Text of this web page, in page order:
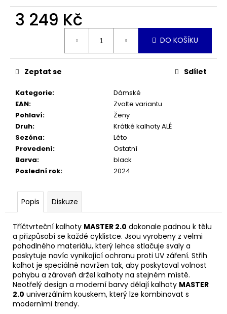
3 249 Kč
DO KOŠÍKU
Kategorie:
Dámské
EAN:
Zvolte variantu
Pohlaví:
Ženy
Druh:
Krátké kalhoty ALÉ
Sezóna:
Léto
Provedení:
Ostatní
Barva:
black
Poslední rok: 2024
Zeptat se Sdílet
Popis Diskuze
Tříčtvrteční kalhoty MASTER 2.0 dokonale padnou k tělu
a přizpůsobí se každé cyklistce. Jsou vyrobeny z velmi
pohodlného materiálu, který lehce stlačuje svaly a
poskytuje navíc vynikající ochranu proti UV záření. Střih
kalhot je speciálně navržen tak, aby poskytoval volnost
pohybu a zároveň držel kalhoty na stejném místě.
Neotřelý design a moderní barvy dělají kalhoty MASTER
2.0 univerzálním kouskem, který lze kombinovat s
moderními trendy.
u
č
e
m
ŠEDÁ
MIKINA
UNISEX
990
Kč